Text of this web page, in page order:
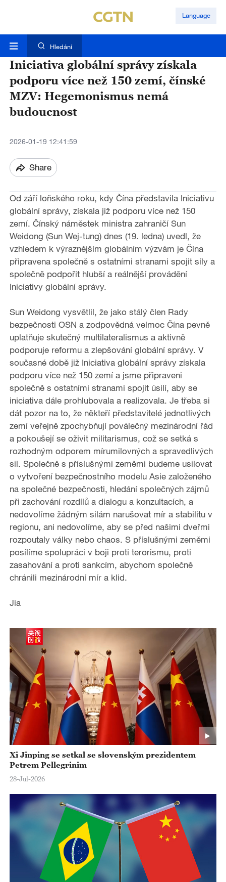
Language
Hledání
Iniciativa globální správy získala
podporu více než 150 zemí, čínské
MZV: Hegemonismus nemá
budoucnost
2026-01-19 12:41:59
Share
Od září loňského roku, kdy Čína představila Iniciativu
globální správy, získala již podporu více než 150
zemí. Čínský náměstek ministra zahraničí Sun
Weidong (Sun Wej-tung) dnes (19. ledna) uvedl, že
vzhledem k výraznějším globálním výzvám je Čína
připravena společně s ostatními stranami spojit síly a
společně podpořit hlubší a reálnější provádění
Iniciativy globální správy.
Sun Weidong vysvětlil, že jako stálý člen Rady
bezpečnosti OSN a zodpovědná velmoc Čína pevně
uplatňuje skutečný multilateralismus a aktivně
podporuje reformu a zlepšování globální správy. V
současné době již Iniciativa globální správy získala
podporu více než 150 zemí a jsme připraveni
společně s ostatními stranami spojit úsilí, aby se
iniciativa dále prohlubovala a realizovala. Je třeba si
dát pozor na to, že někteří představitelé jednotlivých
zemí veřejně zpochybňují poválečný mezinárodní řád
a pokoušejí se oživit militarismus, což se setká s
rozhodným odporem mírumilovných a spravedlivých
sil. Společně s příslušnými zeměmi budeme usilovat
o vytvoření bezpečnostního modelu Asie založeného
na společné bezpečnosti, hledání společných zájmů
při zachování rozdílů a dialogu a konzultacích, a
nedovolíme žádným silám narušovat mír a stabilitu v
regionu, ani nedovolíme, aby se před našimi dveřmi
rozpoutaly války nebo chaos. S příslušnými zeměmi
posílíme spolupráci v boji proti terorismu, proti
zasahování a proti sankcím, abychom společně
chránili mezinárodní mír a klid.
Jia
Xi Jinping se setkal se slovenským prezidentem
Petrem Pellegrinim
28-Jul-2026